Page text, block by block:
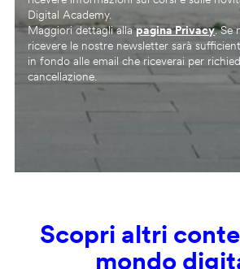
Digital Academy.
Maggiori dettagli allapagina Privacy. Se
ricevere le nostre newsletter sarà
in fondo alle email che riceverai per
cancellazione.
Scopri altri
mondo